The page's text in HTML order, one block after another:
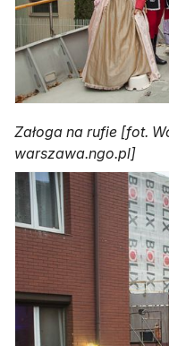
Załoga na rufie [fot.
warszawa.ngo.pl]